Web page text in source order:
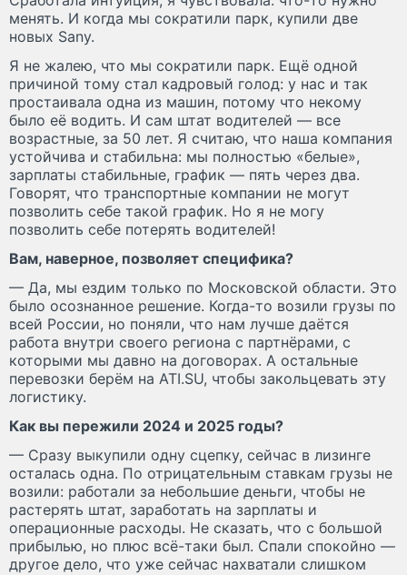
менять. И когда мы сократили парк, купили две
новых Sany.
Я не жалею, что мы сократили парк. Ещё одной
причиной тому стал кадровый голод: у нас и так
простаивала одна из машин, потому что некому
было её водить. И сам штат водителей — все
возрастные, за 50 лет. Я считаю, что наша компания
устойчива и стабильна: мы полностью «белые»,
зарплаты стабильные, график — пять через два.
Говорят, что транспортные компании не могут
позволить себе такой график. Но я не могу
позволить себе потерять водителей!
Вам, наверное, позволяет специфика?
— Да, мы ездим только по Московской области. Это
было осознанное решение. Когда-то возили грузы по
всей России, но поняли, что нам лучше даётся
работа внутри своего региона с партнёрами, с
которыми мы давно на договорах. А остальные
перевозки берём на ATI.SU, чтобы закольцевать эту
логистику.
Как вы пережили 2024 и 2025 годы?
— Сразу выкупили одну сцепку, сейчас в лизинге
осталась одна. По отрицательным ставкам грузы не
возили: работали за небольшие деньги, чтобы не
растерять штат, заработать на зарплаты и
операционные расходы. Не сказать, что с большой
прибылью, но плюс всё-таки был. Спали спокойно —
другое дело, что уже сейчас нахватали слишком